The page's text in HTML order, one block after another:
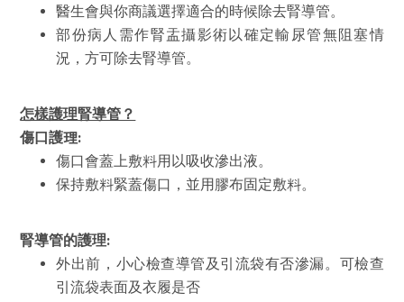
醫生會與你商議選擇適合的時候除去腎導管。
部份病人需作腎盂攝影術以確定輸尿管無阻塞情
況，方可除去腎導管。
怎樣護理腎導管？
傷口護理:
傷口會蓋上敷料用以吸收滲出液。
保持敷料緊蓋傷口，並用膠布固定敷料。
腎導管的護理:
外出前，小心檢查導管及引流袋有否滲漏。可檢查
引流袋表面及衣履是否